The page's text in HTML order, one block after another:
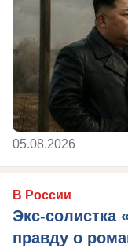
05.08.2026
В России
Экс-солистка
правду о